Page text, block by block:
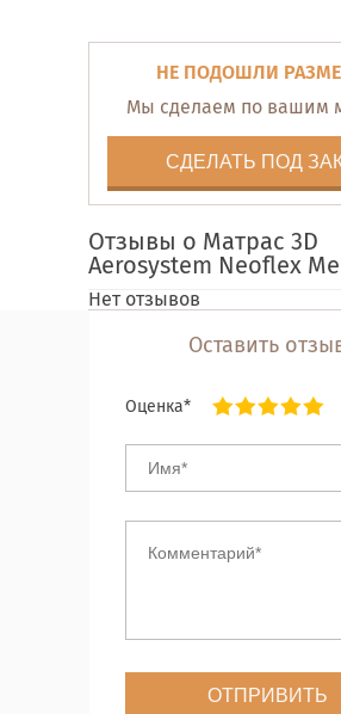
НЕ ПОДОШЛИ
Мы сделаем по вашим
СДЕЛАТЬ ПОД
Отзывы о Матрас 3D
Aerosystem Neoflex
Нет отзывов
Оставить
Оценка*